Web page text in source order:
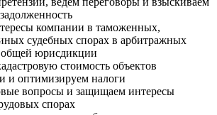
компании в таможенных,
судебных спорах в арбитражных
общей юрисдикции
стоимость объектов
и оптимизируем налоги
вопросы и защищаем интересы
спорах